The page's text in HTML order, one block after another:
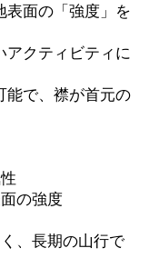
表面の「強度」を
アクティビティに
能で、襟が首元の
の強度
、長期の山行で